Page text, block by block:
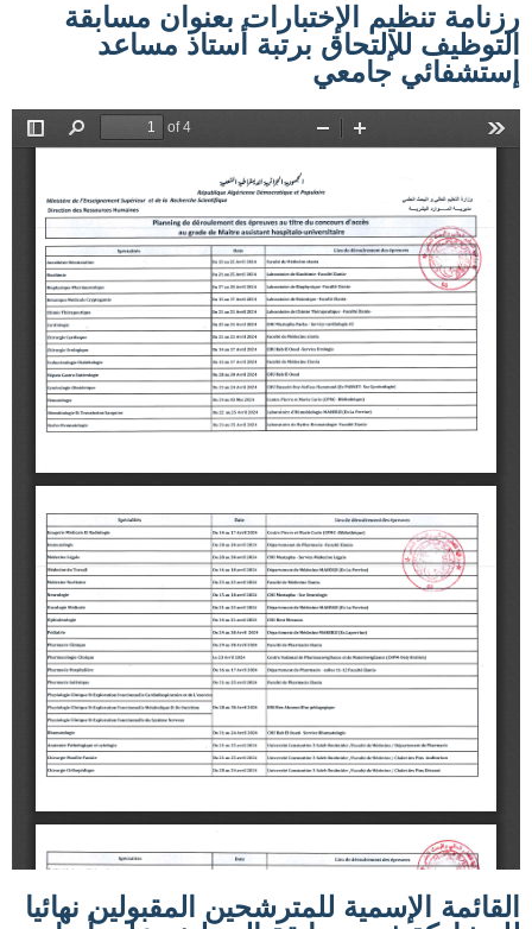
رزنامة تنظيم الإختبارات بعنوان مسابقة
التوظيف للإلتحاق برتبة أستاذ مساعد
إستشفائي جامعي
القائمة الإسمية للمترشحين المقبولين نهائيا